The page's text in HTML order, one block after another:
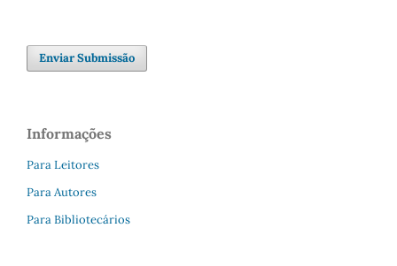
Enviar Submissão
Informações
Para Leitores
Para Autores
Para Bibliotecários